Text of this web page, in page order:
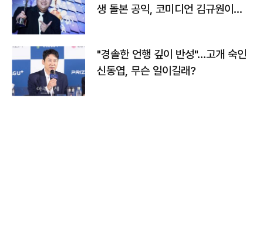
생 돌본 공익, 코미디언 김규원이었
"경솔한 언행 깊이 반성"…고개 숙인
신동엽, 무슨 일이길래?